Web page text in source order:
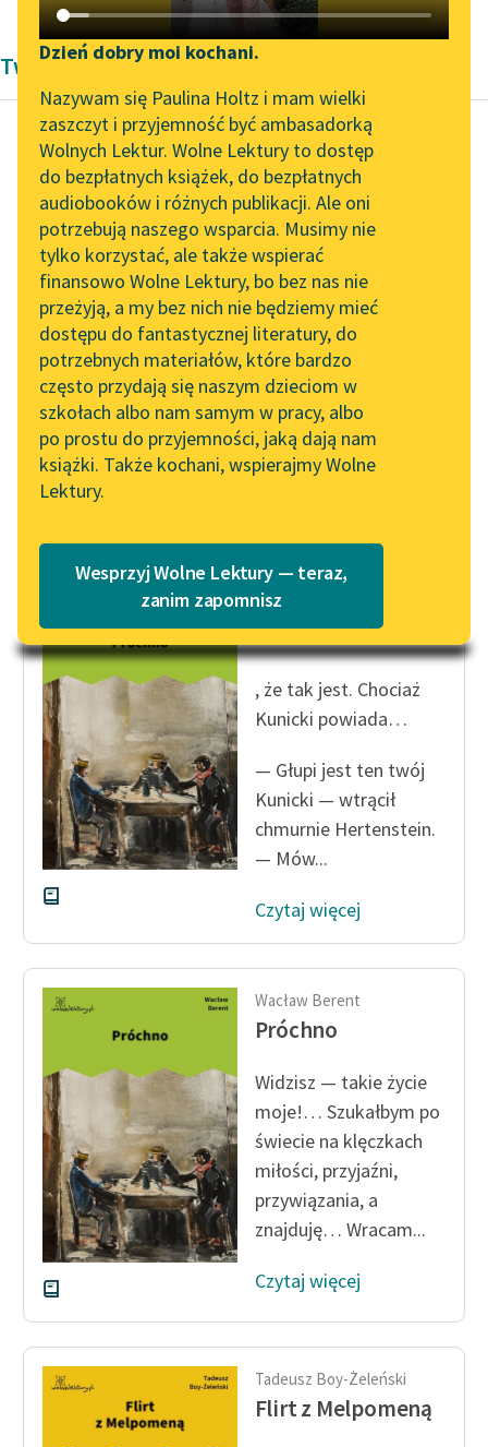
Katalog DAISY
Podkasty o książkach
Zgłoś brak utworu
Aktualności
Zapraszamy na spotkanie
online z tłumaczkami
literatury skandynawskiej
Spotkanie z Katarzyną
Tunkiel w Oslo
Wolne Lektury na 32.
Pol’and’Rock Festivalu
„Kochanek Lady
Chatterley” do słuchania
na Wolnych Lekturach
Nowy audiobook –
„Marzenie o Oriencie”
Lektury szkolne i klasyka
literatury do słuchania dla
uczennic i uczniów z
niepełnosprawnościami
E-kolekcja lektur
szkolnych i literatury do
słuchania dla uczennic i
uczniów z
niepełnosprawnościami
Popularyzacja
skandynawskiej literatury
feministycznej
Ręce pełne poezji
Kolekcje edukacyjne
twórców przechodzących
do domeny publicznej,
lektur szkolnych oraz
Starego Testamentu
Odkurzamy bohaterów
Szkoła Poezji Wolnych
Lektur
Narzędzia
Mapa Wolnych Lektur
Leśmianator
Przewodnik dla piszących i
czytających
API
OAI-PMH
Widget Wolnych Lektur
Przypisy
Katalog w formacie PDF
O nas
Kontakt
Dzień dobry moi kochani.
Nazywam się Paulina Holtz i mam wielki
zaszczyt i przyjemność być ambasadorką
Wolnych Lektur. Wolne Lektury to dostęp
do bezpłatnych książek, do bezpłatnych
audiobooków i różnych publikacji. Ale oni
potrzebują naszego wsparcia. Musimy nie
tylko korzystać, ale także wspierać
finansowo Wolne Lektury, bo bez nas nie
przeżyją, a my bez nich nie będziemy mieć
dostępu do fantastycznej literatury, do
potrzebnych materiałów, które bardzo
często przydają się naszym dzieciom w
szkołach albo nam samym w pracy, albo
po prostu do przyjemności, jaką dają nam
książki. Także kochani, wspierajmy Wolne
Lektury.
Wesprzyj Wolne Lektury — teraz,
zanim zapomnisz
Twórczość Modernizm
Olympe Audouard
Podróż po Ameryce
Północnej
Żeglarz to człowiek
niepospolity. Mając
ciągle przed swoim
wzrokiem
nieskończoność, morze
bez granic wokoło
siebie...
Wacław Berent
Próchno
, że tak jest. Chociaż
Kunicki powiada…
— Głupi jest ten twój
Kunicki — wtrącił
chmurnie Hertenstein.
— Mów...
Czytaj więcej
Wacław Berent
Próchno
Widzisz — takie życie
moje!… Szukałbym po
świecie na klęczkach
miłości, przyjaźni,
przywiązania, a
znajduję… Wracam...
Czytaj więcej
Tadeusz Boy-Żeleński
Flirt z Melpomeną